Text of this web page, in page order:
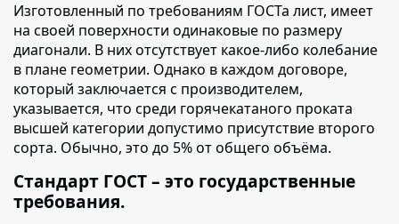
Изготовленный по требованиям ГОСТа лист, имеет
на своей поверхности одинаковые по размеру
диагонали. В них отсутствует какое-либо колебание
в плане геометрии. Однако в каждом договоре,
который заключается с производителем,
указывается, что среди горячекатаного проката
высшей категории допустимо присутствие второго
сорта. Обычно, это до 5% от общего объёма.
Стандарт ГОСТ – это государственные
требования.